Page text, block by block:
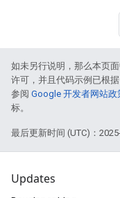
如未另行说明，那么本页
许可，并且代码示例已根据
参阅 Google 开发者网站政
标。
最后更新时间 (UTC)：2025-
Updates